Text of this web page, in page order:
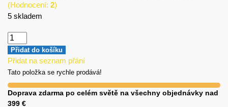
(Hodnocení: 2)
5 skladem
Přidat do košíku
Přidat na seznam přání
Tato položka se rychle prodává!
Doprava zdarma po celém světě na všechny objednávky nad
399 €